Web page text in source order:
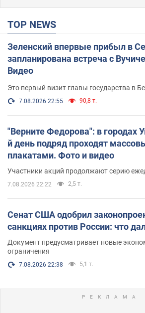
TOP NEWS
Зеленский впервые прибыл в
запланирована встреча с
Видео
Это первый визит главы государства в
7.08.2026 22:55 90,8 т.
"Верните Федорова": в городах
й день подряд проходят
плакатами. Фото и видео
Участники акций продолжают серию
7.08.2026 22:22 2,5 т.
Сенат США одобрил
санкциях против России: что
Документ предусматривает новые
ограничения
7.08.2026 22:38 5,1 т.